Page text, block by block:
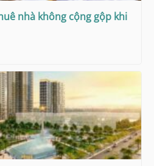
nhà không cộng gộp khi